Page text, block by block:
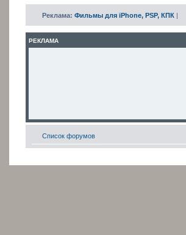
Реклама: Фильмы для iPhone, PSP, КПК |
РЕКЛАМА
Список форумов